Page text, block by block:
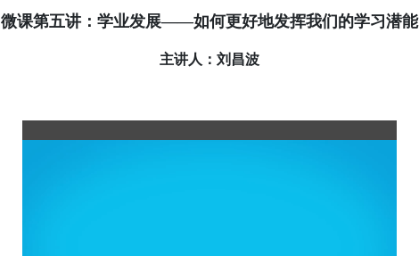
微课第五讲：学业发展——如何更好地发挥我们的学习潜能
主讲人：刘昌波